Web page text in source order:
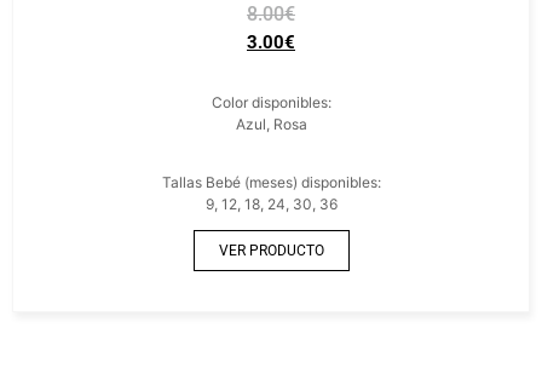
8.00€
3.00€
Color disponibles:
Azul, Rosa
Tallas Bebé (meses) disponibles:
9, 12, 18, 24, 30, 36
VER PRODUCTO